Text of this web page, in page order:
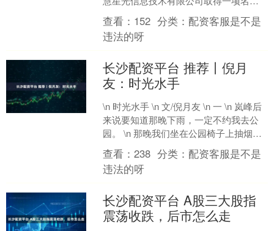
为“基于实时任务队列的高并发多任务调
度管理方法”的专利，....
查看： 152 分类：配资客服是不是
违法的呀
长沙配资平台 推荐丨倪月
友：时光水手
\n 时光水手 \n 文/倪月友 \n 一 \n 岚峰后
来说要知道那晚下雨，一定不约我去公
园。 \n 那晚我们坐在公园椅子上抽烟，
连抽了四支都没说话，像两个高手....
查看：238 分类：配资客服是不是
违法的呀
长沙配资平台 A股三大股指
震荡收跌，后市怎么走